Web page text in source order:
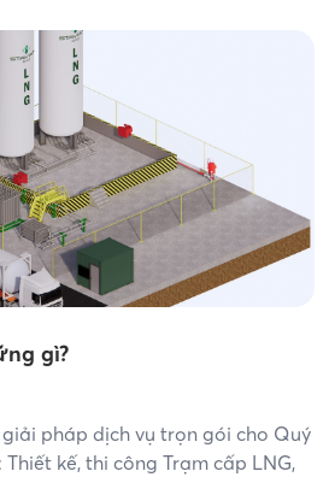
gì?
pháp dịch vụ trọn gói cho Quý
kế, thi công Trạm cấp LNG,